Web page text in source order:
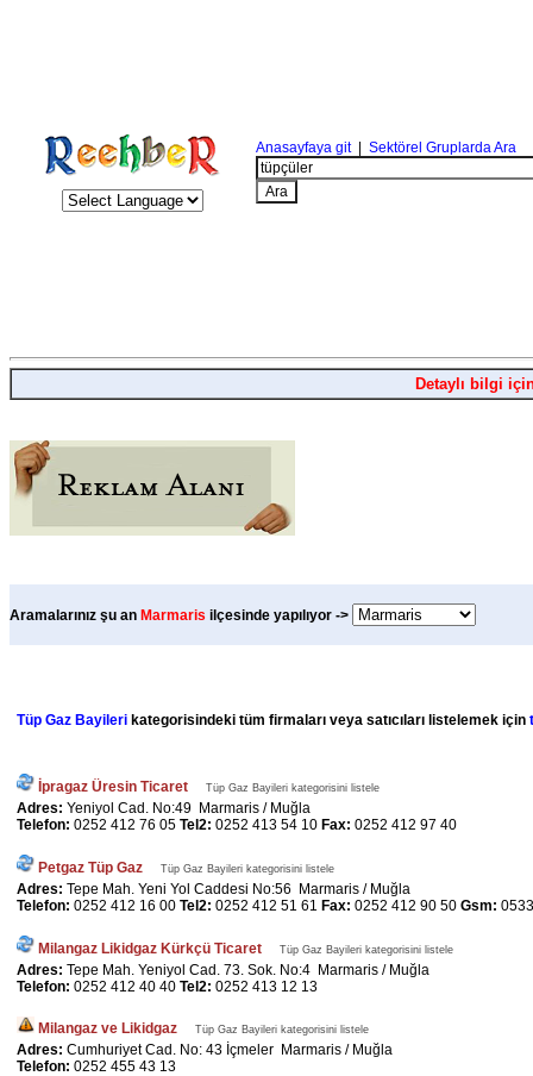
Anasayfaya git| Sektörel Gruplarda Ara
Detaylı bilgi
Aramalarınız şu an Marmaris ilçesinde yapılıyor ->
Tüp Gaz Bayileri kategorisindeki tüm firmaları veya satıcıları listelemek için
İpragaz Üresin Ticaret Tüp Gaz Bayileri kategorisini listele
Adres: Yeniyol Cad. No:49 Marmaris / Muğla
Telefon: 0252 412 76 05 Tel2: 0252 413 54 10 Fax: 0252 412 97 40
Petgaz Tüp Gaz Tüp Gaz Bayileri kategorisini listele
Adres: Tepe Mah. Yeni Yol Caddesi No:56 Marmaris / Muğla
Telefon: 0252 412 16 00 Tel2: 0252 412 51 61 Fax: 0252 412 90 50 Gsm:
Milangaz Likidgaz Kürkçü Ticaret Tüp Gaz Bayileri kategorisini listele
Adres: Tepe Mah. Yeniyol Cad. 73. Sok. No:4 Marmaris / Muğla
Telefon: 0252 412 40 40 Tel2: 0252 413 12 13
Milangaz ve Likidgaz Tüp Gaz Bayileri kategorisini listele
Adres: Cumhuriyet Cad. No: 43 İçmeler Marmaris / Muğla
Telefon: 0252 455 43 13